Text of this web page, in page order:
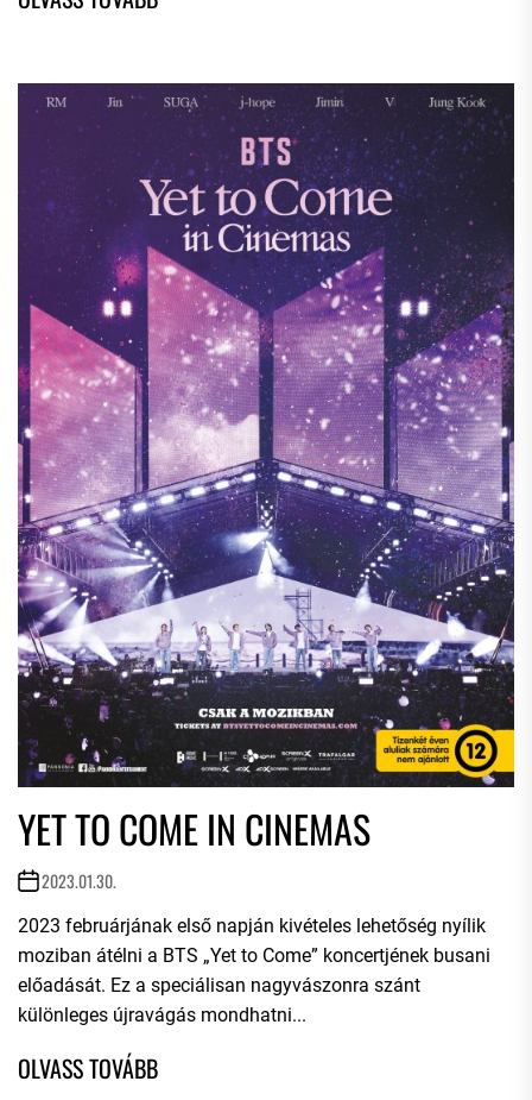
YET TO COME IN CINEMAS
2023.01.30.
2023 februárjának első napján kivételes lehetőség nyílik
moziban átélni a BTS „Yet to Come” koncertjének busani
előadását. Ez a speciálisan nagyvászonra szánt
különleges újravágás mondhatni...